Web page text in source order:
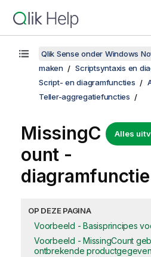
Qlik Sense onder Windows
maken
Scriptsyntaxis en
Script- en diagramfuncties
Teller-aggregatiefuncties
Alles
MissingC
ount -
diagramfunctie
OP DEZE PAGINA
Voorbeeld - Basisprincipes
Voorbeeld - MissingCount
ontbrekende